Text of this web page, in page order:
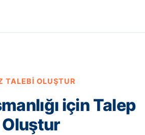
TALEBI OLUŞTUR
için Talep
Oluştur